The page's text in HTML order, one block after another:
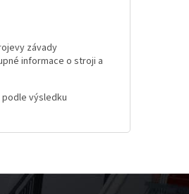
závady
informace o stroji a
podle výsledku